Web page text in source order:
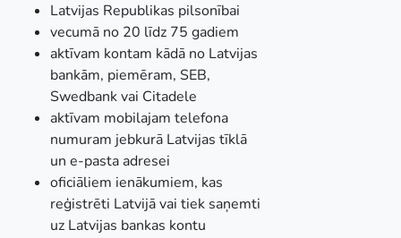
Latvijas Republikas pilsonībai
vecumā no 20 līdz 75 gadiem
aktīvam kontam kādā no Latvijas
bankām, piemēram, SEB,
Swedbank vai Citadele
aktīvam mobilajam telefona
numuram jebkurā Latvijas tīklā
un e-pasta adresei
oficiāliem ienākumiem, kas
reģistrēti Latvijā vai tiek saņemti
uz Latvijas bankas kontu